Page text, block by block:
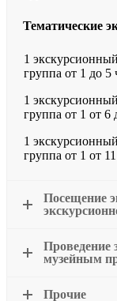
Тематические
1
группа от 1 до 5
1
группа от 1 от 6
1
группа от 1 от
Посещение
Проведение
музейным
Прочие